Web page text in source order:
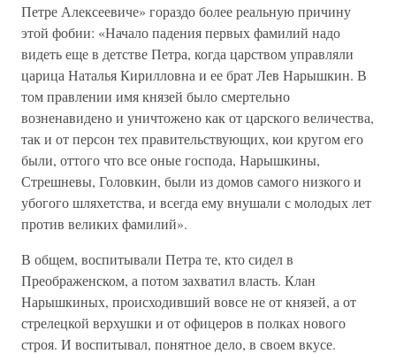
Петре Алексеевиче» гораздо более реальную причину
этой фобии: «Начало падения первых фамилий надо
видеть еще в детстве Петра, когда царством управляли
царица Наталья Кирилловна и ее брат Лев Нарышкин. В
том правлении имя князей было смертельно
возненавидено и уничтожено как от царского величества,
так и от персон тех правительствующих, кои кругом его
были, оттого что все оные господа, Нарышкины,
Стрешневы, Головкин, были из домов самого низкого и
убогого шляхетства, и всегда ему внушали с молодых лет
против великих фамилий».
В общем, воспитывали Петра те, кто сидел в
Преображенском, а потом захватил власть. Клан
Нарышкиных, происходивший вовсе не от князей, а от
стрелецкой верхушки и от офицеров в полках нового
строя. И воспитывал, понятное дело, в своем вкусе.